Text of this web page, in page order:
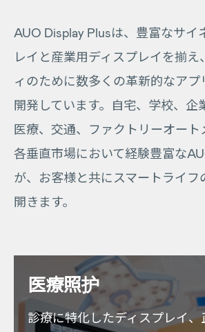
AUO Display Plusは、豊富なサイ
レイと産業用ディスプレイを揃え
ィのために数多くの革新的なアプ
開発しています。自宅、学校、企
医療、交通、ファクトリーオート
各垂直市場において経験豊富な
が、お客様と共にスマートライフ
開きます。
医療照护
診療に特化したディスプレイ、